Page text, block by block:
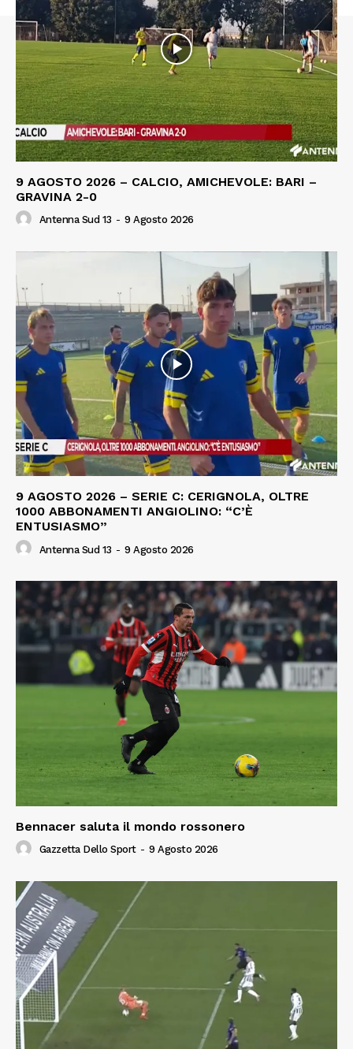
9 AGOSTO 2026 – CALCIO, AMICHEVOLE: BARI –
GRAVINA 2-0
Antenna Sud 13 - 9 Agosto 2026
9 AGOSTO 2026 – SERIE C: CERIGNOLA, OLTRE
1000 ABBONAMENTI ANGIOLINO: “C’È
ENTUSIASMO”
Antenna Sud 13 - 9 Agosto 2026
Bennacer saluta il mondo rossonero
Gazzetta Dello Sport - 9 Agosto 2026